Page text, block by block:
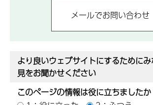
より良いウェブサイトにするために
見をお聞かせください
このページの情報は役に立ちましたか